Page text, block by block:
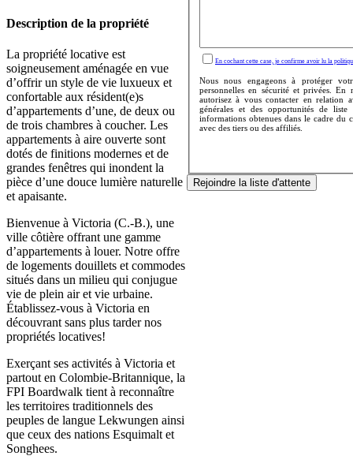
Description de la propriété
La propriété locative est
soigneusement aménagée en vue
d’offrir un style de vie luxueux et
confortable aux résident(e)s
d’appartements d’une, de deux ou
de trois chambres à coucher. Les
appartements à aire ouverte sont
dotés de finitions modernes et de
grandes fenêtres qui inondent la
pièce d’une douce lumière naturelle
et apaisante.
Bienvenue à Victoria (C.-B.), une
ville côtière offrant une gamme
d’appartements à louer. Notre offre
de logements douillets et commodes
situés dans un milieu qui conjugue
vie de plein air et vie urbaine.
Établissez-vous à Victoria en
découvrant sans plus tarder nos
propriétés locatives!
Exerçant ses activités à Victoria et
partout en Colombie-Britannique, la
FPI Boardwalk tient à reconnaître
les territoires traditionnels des
peuples de langue Lekwungen ainsi
que ceux des nations Esquimalt et
Songhees.
En cochant cette case, je confirme avoir lu la
Nous nous engageons à protéger
personnelles en sécurité et privées.
autorisez à vous contacter en relation
générales et des opportunités de
informations obtenues dans le cadre du
avec des tiers ou des affiliés.
Rejoindre la liste d'attente